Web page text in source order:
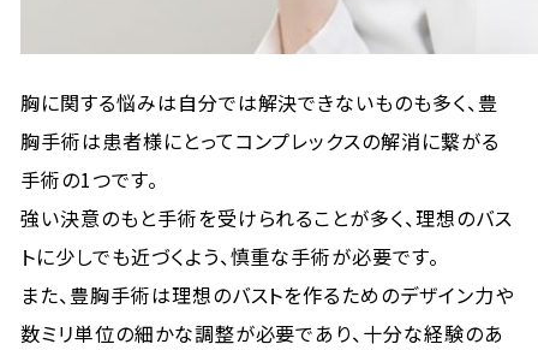
胸に関する悩みは自分では解決できないものも多く、豊
胸手術は患者様にとってコンプレックスの解消に繋がる
手術の1つです。
強い決意のもと手術を受けられることが多く、理想のバス
トに少しでも近づくよう、慎重な手術が必要です。
また、豊胸手術は理想のバストを作るためのデザイン力や
数ミリ単位の細かな調整が必要であり、十分な経験のあ